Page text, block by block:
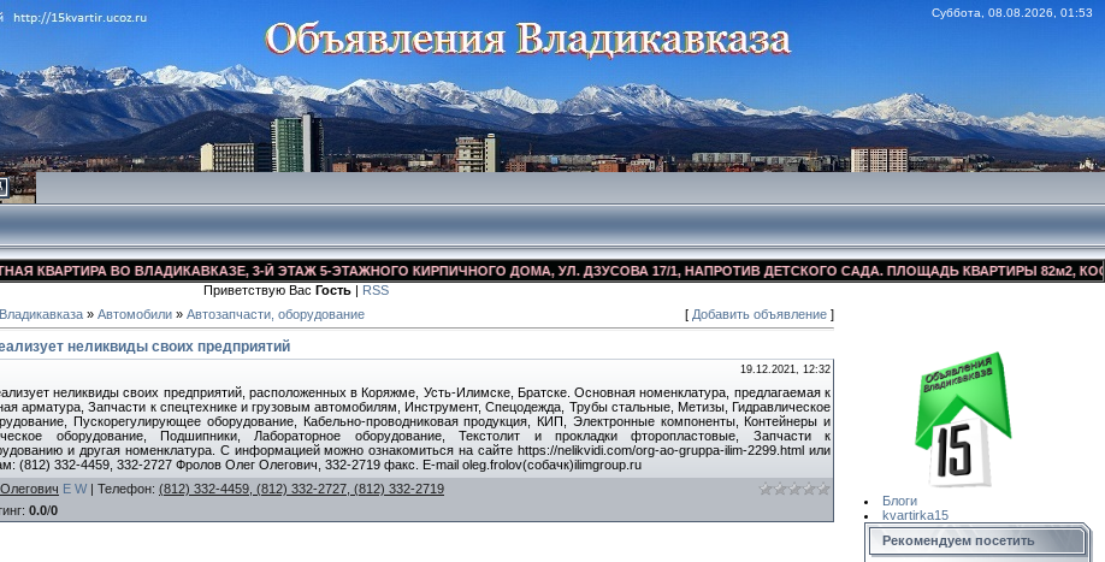
Суббота, 08.08.2026, 01:53
КВАРТИРА ВО ВЛАДИКАВКАЗЕ, 3-Й ЭТАЖ 5-ЭТАЖНОГО КИРПИЧНОГО ДОМА, УЛ. ДЗУСОВА 17/1, НАПРОТИВ ДЕТСКОГО САДА. ПЛОЩАДЬ КВАРТИРЫ 82м2,
Приветствую Вас Гость | RSS
» Автомобили » Автозапчасти, оборудование [ Добавить объявление ]
неликвиды своих предприятий
19.12.2021, 12:32
неликвиды своих предприятий, расположенных в Коряжме, Усть-Илимске, Братске. Основная номенклатура, предлагаемая к
арматура, Запчасти к спецтехнике и грузовым автомобилям, Инструмент, Спецодежда, Трубы стальные, Метизы, Гидравлическое
Пускорегулирующее оборудование, Кабельно-проводниковая продукция, КИП, Электронные компоненты, Контейнеры и
оборудование, Подшипники, Лабораторное оборудование, Текстолит и прокладки фторопластовые, Запчасти к
и другая номенклатура. С информацией можно ознакомиться на сайте https://nelikvidi.com/org-ao-gruppa-ilim-2299.html или
(812) 332-4459, 332-2727 Фролов Олег Олегович, 332-2719 факс. E-mail oleg.frolov(собачк)ilimgroup.ru
E W | Телефон: (812) 332-4459, (812) 332-2727, (812) 332-2719
: 0.0/0
Блоги
kvartirka15
Рекомендуем посетить